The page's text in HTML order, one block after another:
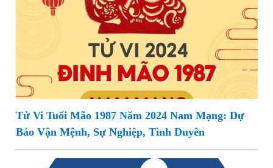
Tử Vi Tuổi Mão 1987 Năm 2024 Nam Mạng: Dự
Báo Vận Mệnh, Sự Nghiệp, Tình Duyên